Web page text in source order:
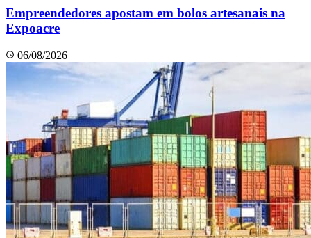
Empreendedores apostam em bolos artesanais na
Expoacre
06/08/2026